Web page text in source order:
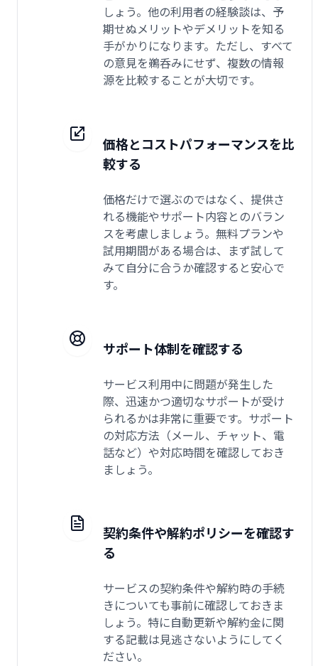
しょう。他の利用者の経験談は、予
期せぬメリットやデメリットを知る
手がかりになります。ただし、すべて
の意見を鵜呑みにせず、複数の情報
源を比較することが大切です。
価格とコストパフォーマンスを比
較する
価格だけで選ぶのではなく、提供さ
れる機能やサポート内容とのバラン
スを考慮しましょう。無料プランや
試用期間がある場合は、まず試して
みて自分に合うか確認すると安心で
す。
サポート体制を確認する
サービス利用中に問題が発生した
際、迅速かつ適切なサポートが受け
られるかは非常に重要です。サポート
の対応方法（メール、チャット、電
話など）や対応時間を確認しておき
ましょう。
契約条件や解約ポリシーを確認す
る
サービスの契約条件や解約時の手続
きについても事前に確認しておきま
しょう。特に自動更新や解約金に関
する記載は見逃さないようにしてく
ださい。